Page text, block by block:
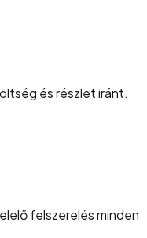
és részlet iránt.
felszerelés minden